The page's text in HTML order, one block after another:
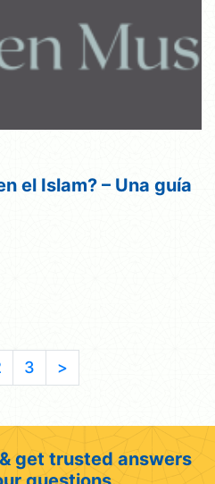
el Islam? – Una guía
3 >
get trusted answers